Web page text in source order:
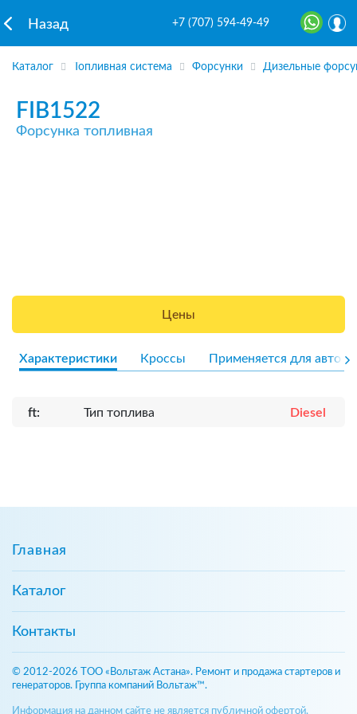
Назад +7 (707) 594-49-49
Каталог Топливная система Форсунки Дизельные
FIB1522
Форсунка топливная
Цены
Характеристики Кроссы Применяется для авто
ft: Тип топлива Diesel
Главная
Каталог
Контакты
© 2012-2026 ТОО «Вольтаж Астана». Ремонт и продажа стартеров и
генераторов. Группа компаний Вольтаж™.
Информация на данном сайте не является публичной офертой,